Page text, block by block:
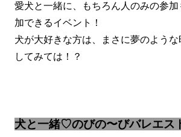
愛犬と一緒に、もちろん人のみの参
加できるイベント！
犬が大好きな方は、まさに夢のよう
してみては！？
犬と一緒♡のびの〜びバレエス